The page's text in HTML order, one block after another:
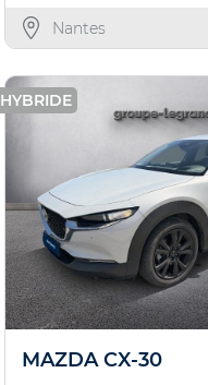
Nantes
HYBRIDE
MAZDA CX-30